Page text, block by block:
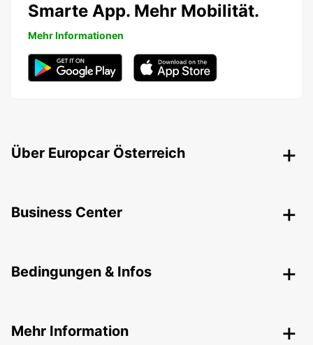
Smarte App. Mehr Mobilität.
Mehr Informationen
Über Europcar Österreich
Business Center
Bedingungen & Infos
Mehr Information